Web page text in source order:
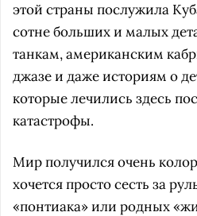
этой страны послужила
сотне больших и малых
танкам, американским
джазе и даже историям о
которые лечились здесь
катастрофы.
Мир получился очень
хочется просто сесть за
«понтиака» или родных